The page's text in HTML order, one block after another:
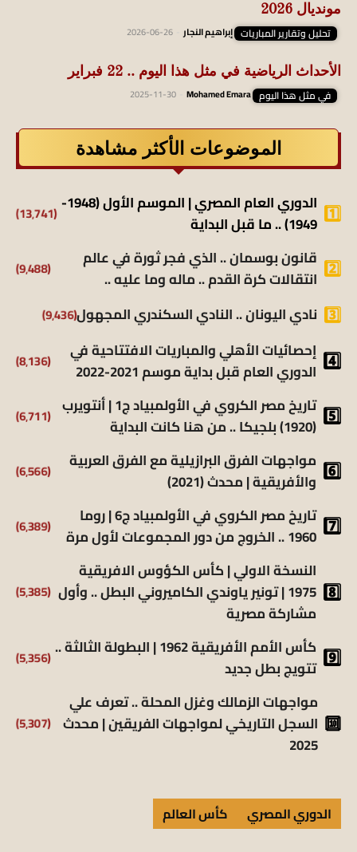
مونديال 2026
تحليل وتقارير المباريات إبراهيم النجار 2026-06-26
الأحداث الرياضية في مثل هذا اليوم .. 22 فبراير
في مثل هذا اليوم Mohamed Emara
2025-11-30
الموضوعات الأكثر مشاهدة
الدوري العام المصري | الموسم الأول (1948-
1949) .. ما قبل البداية
(13٬741)
قانون بوسمان .. الذي فجر ثورة في عالم
انتقالات كرة القدم .. ماله وما عليه ..
(9٬488)
نادي اليونان .. النادي السكندري المجهول(9٬436)
إحصائيات الأهلي والمباريات الافتتاحية في
الدوري العام قبل بداية موسم 2021-2022
(8٬136)
تاريخ مصر الكروي في الأولمبياد ج1 | أنتويرب
(1920) بلجيكا .. من هنا كانت البداية
(6٬711)
مواجهات الفرق البرازيلية مع الفرق العربية
والأفريقية | محدث (2021)
(6٬566)
تاريخ مصر الكروي في الأولمبياد ج6 | روما
1960 .. الخروج من دور المجموعات لأول مرة
(6٬389)
النسخة الاولي | كأس الكؤوس الافريقية
1975 | تونير ياوندي الكاميروني البطل .. وأول
مشاركة مصرية
(5٬385)
كأس الأمم الأفريقية 1962 | البطولة الثالثة ..
تتويج بطل جديد
(5٬356)
مواجهات الزمالك وغزل المحلة .. تعرف علي
السجل التاريخي لمواجهات الفريقين | محدث
2025
(5٬307)
الدوري المصري كأس العالم